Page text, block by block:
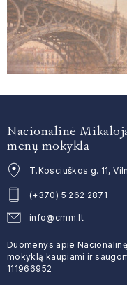
Nacionalinė
menų mokykla
T.Kosciuškos g. 11,
(+370) 5 262 2871
info@cmm.lt
Duomenys apie
mokyklą kaupiami ir
111966952